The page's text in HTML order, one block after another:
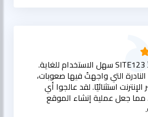
من تجربتي، يُعدّ SITE123 سهل الاستخدام للغاية.
التي واجهتُ فيها صعوبات،
استثنائيًا. لقد عالجوا أي
جعل عملية إنشاء الموقع